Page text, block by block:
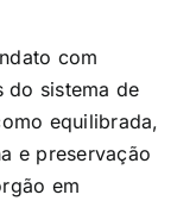
com
do sistema de
equilibrada,
e preservação
em